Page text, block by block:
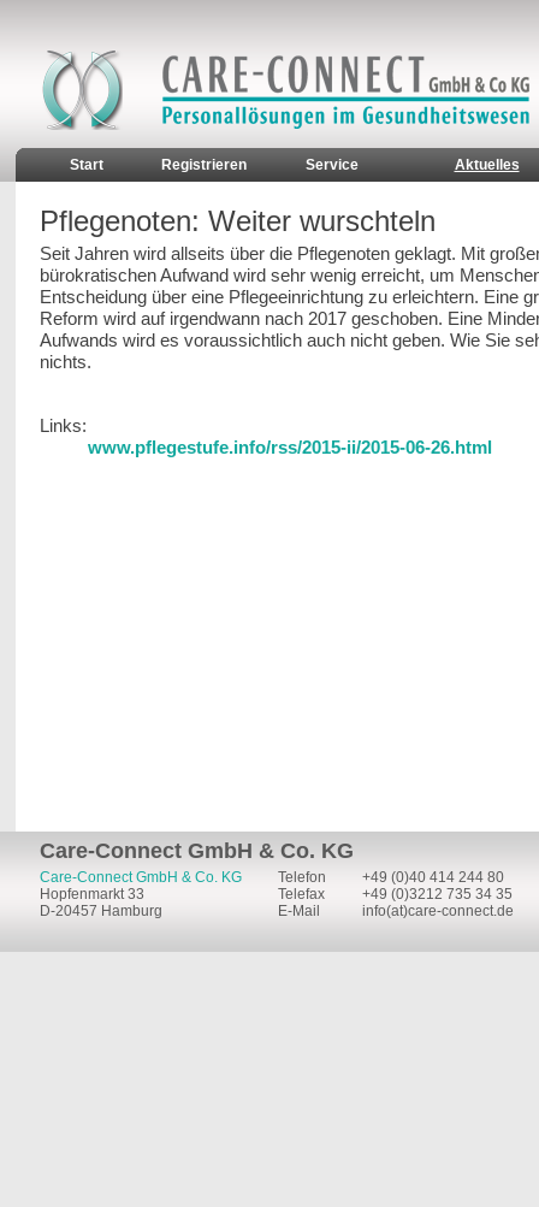
Start Registrieren Service Aktuelles
Pflegenoten: Weiter wurschteln
Seit Jahren wird allseits über die Pflegenoten geklagt. Mit
bürokratischen Aufwand wird sehr wenig erreicht, um
Entscheidung über eine Pflegeeinrichtung zu erleichtern. Eine
Reform wird auf irgendwann nach 2017 geschoben. Eine
Aufwands wird es voraussichtlich auch nicht geben. Wie Sie
nichts.
Links:
www.pflegestufe.info/rss/2015-ii/2015-06-26.html
Care-Connect GmbH & Co. KG
Care-Connect GmbH & Co. KG
Hopfenmarkt 33
D-20457 Hamburg
Telefon
Telefax
E-Mail
+49 (0)40 414 244 80
+49 (0)3212 735 34 35
info(at)care-connect.de